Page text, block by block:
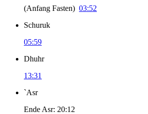
(Anfang Fasten) 03:52
Schuruk
05:59
Dhuhr
13:31
`Asr
Ende Asr: 20:12